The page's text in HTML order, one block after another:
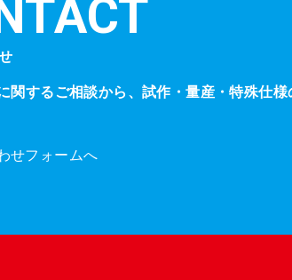
関するご相談から、試作・量産・特殊仕
せフォームへ